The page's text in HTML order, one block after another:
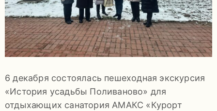
(4967)
6 декабря состоялась пешеходная экскурсия
«История усадьбы Поливаново» для
отдыхающих санатория АМАКС «Курорт